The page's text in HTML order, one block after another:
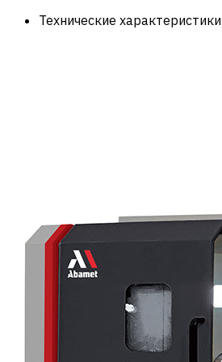
Технические характеристики